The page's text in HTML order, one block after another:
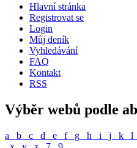
Hlavní stránka
Registrovat se
Login
Můj deník
Vyhledávání
FAQ
Kontakt
RSS
Výběr webů podle
a b c d e f g h i j k l